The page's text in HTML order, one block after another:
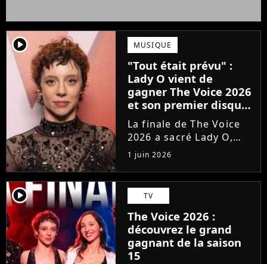
player2 MUSIQUE
"Tout était prévu" :
Lady O vient de
gagner The Voice 2026
et son premier disque
est déjà disponible
La finale de The Voice
2026 a sacré Lady O,
talent de Florent Pagny
qui s'est imposée dans
le coeur du public grâce
à son timbre envoûtant.
À seulement 18 ans, la
jeune artiste suisse...
1 juin 2026
player2 TV
The Voice 2026 :
découvrez le grand
gagnant de la saison
15